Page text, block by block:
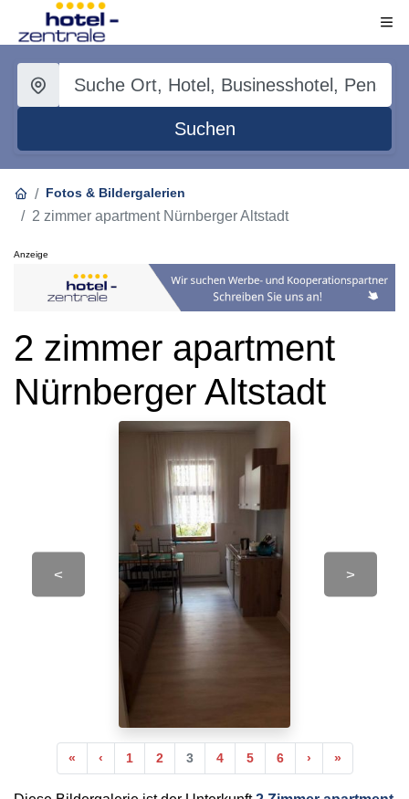
Suchen
Fotos & Bildergalerien
2 zimmer apartment Nürnberger Altstadt
Anzeige
2 zimmer apartment
Nürnberger Altstadt
< >
«Anfang
‹Vorherige
1 2 3 4 5 6 ›Nächste
»Ende